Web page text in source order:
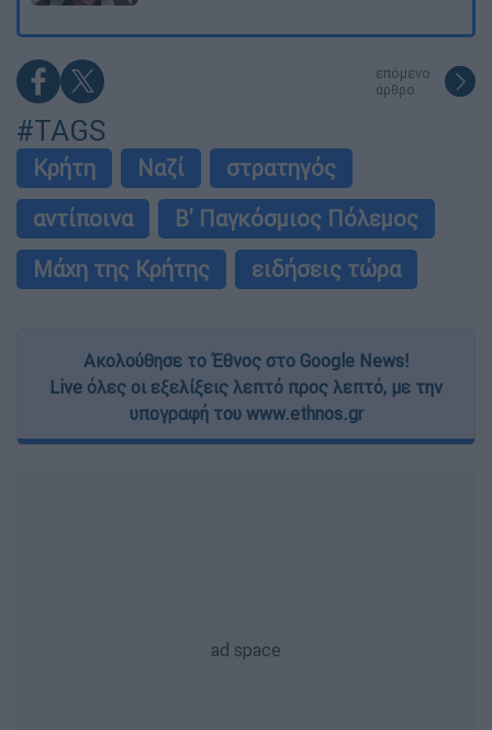
επόμενο
άρθρο
#TAGS
Κρήτη Ναζί
στρατηγός
αντίποινα
Β' Παγκόσμιος Πόλεμος
Μάχη της Κρήτης
ειδήσεις τώρα
Ακολούθησε το Έθνος στο Google News!
Live όλες οι εξελίξεις λεπτό προς λεπτό, με την
υπογραφή του www.ethnos.gr